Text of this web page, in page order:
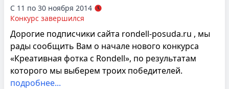
С 11 по 30 ноября 2014
Конкурс завершился
Дорогие подписчики сайта rondell-posuda.ru , мы
рады сообщить Вам о начале нового конкурса
«Креативная фотка с Rondell», по результатам
которого мы выберем троих победителей.
подробнее...